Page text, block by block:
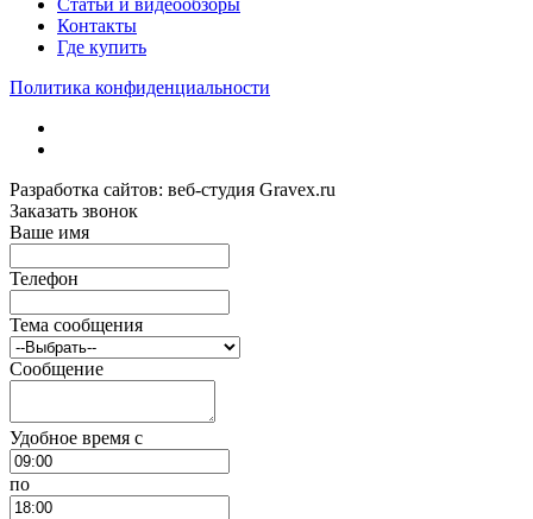
Статьи и видеообзоры
Контакты
Где купить
Политика конфиденциальности
Разработка сайтов: веб-студия Gravex.ru
Заказать звонок
Ваше имя
Телефон
Тема сообщения
Сообщение
Удобное время c
по